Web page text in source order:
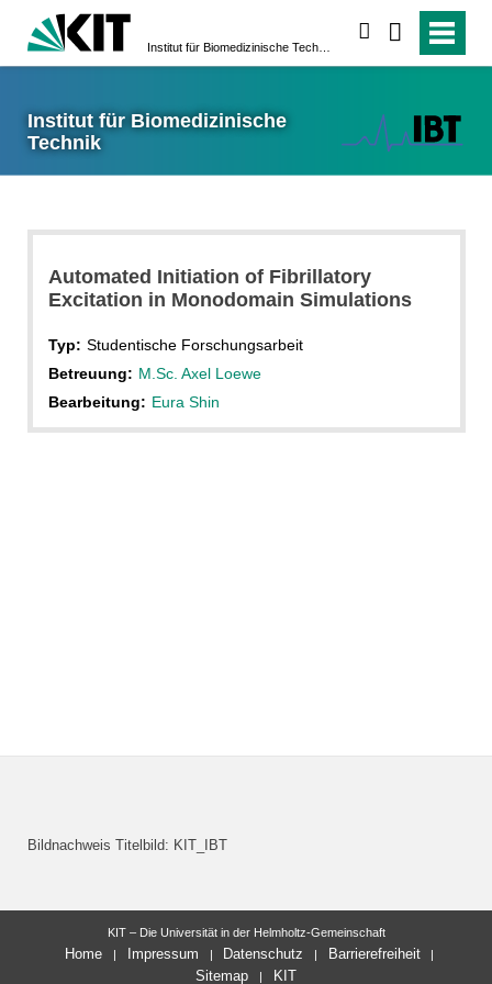
Institut für Biomedizinische
Technik
Automated Initiation of Fibrillatory
Excitation in Monodomain Simulations
Typ: Studentische Forschungsarbeit
Betreuung: M.Sc. Axel Loewe
Bearbeitung: Eura Shin
Bildnachweis Titelbild: KIT_IBT
KIT – Die Universität in der Helmholtz-Gemeinschaft
Home Impressum Datenschutz
Barrierefreiheit
Sitemap
KIT